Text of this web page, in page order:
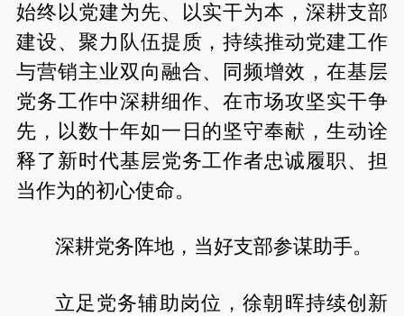
始终以党建为先、以实干为本，深耕支部
建设、聚力队伍提质，持续推动党建工作
与营销主业双向融合、同频增效，在基层
党务工作中深耕细作、在市场攻坚实干争
先，以数十年如一日的坚守奉献，生动诠
释了新时代基层党务工作者忠诚履职、担
当作为的初心使命。
深耕党务阵地，当好支部参谋助手。
立足党务辅助岗位，徐朝晖持续创新